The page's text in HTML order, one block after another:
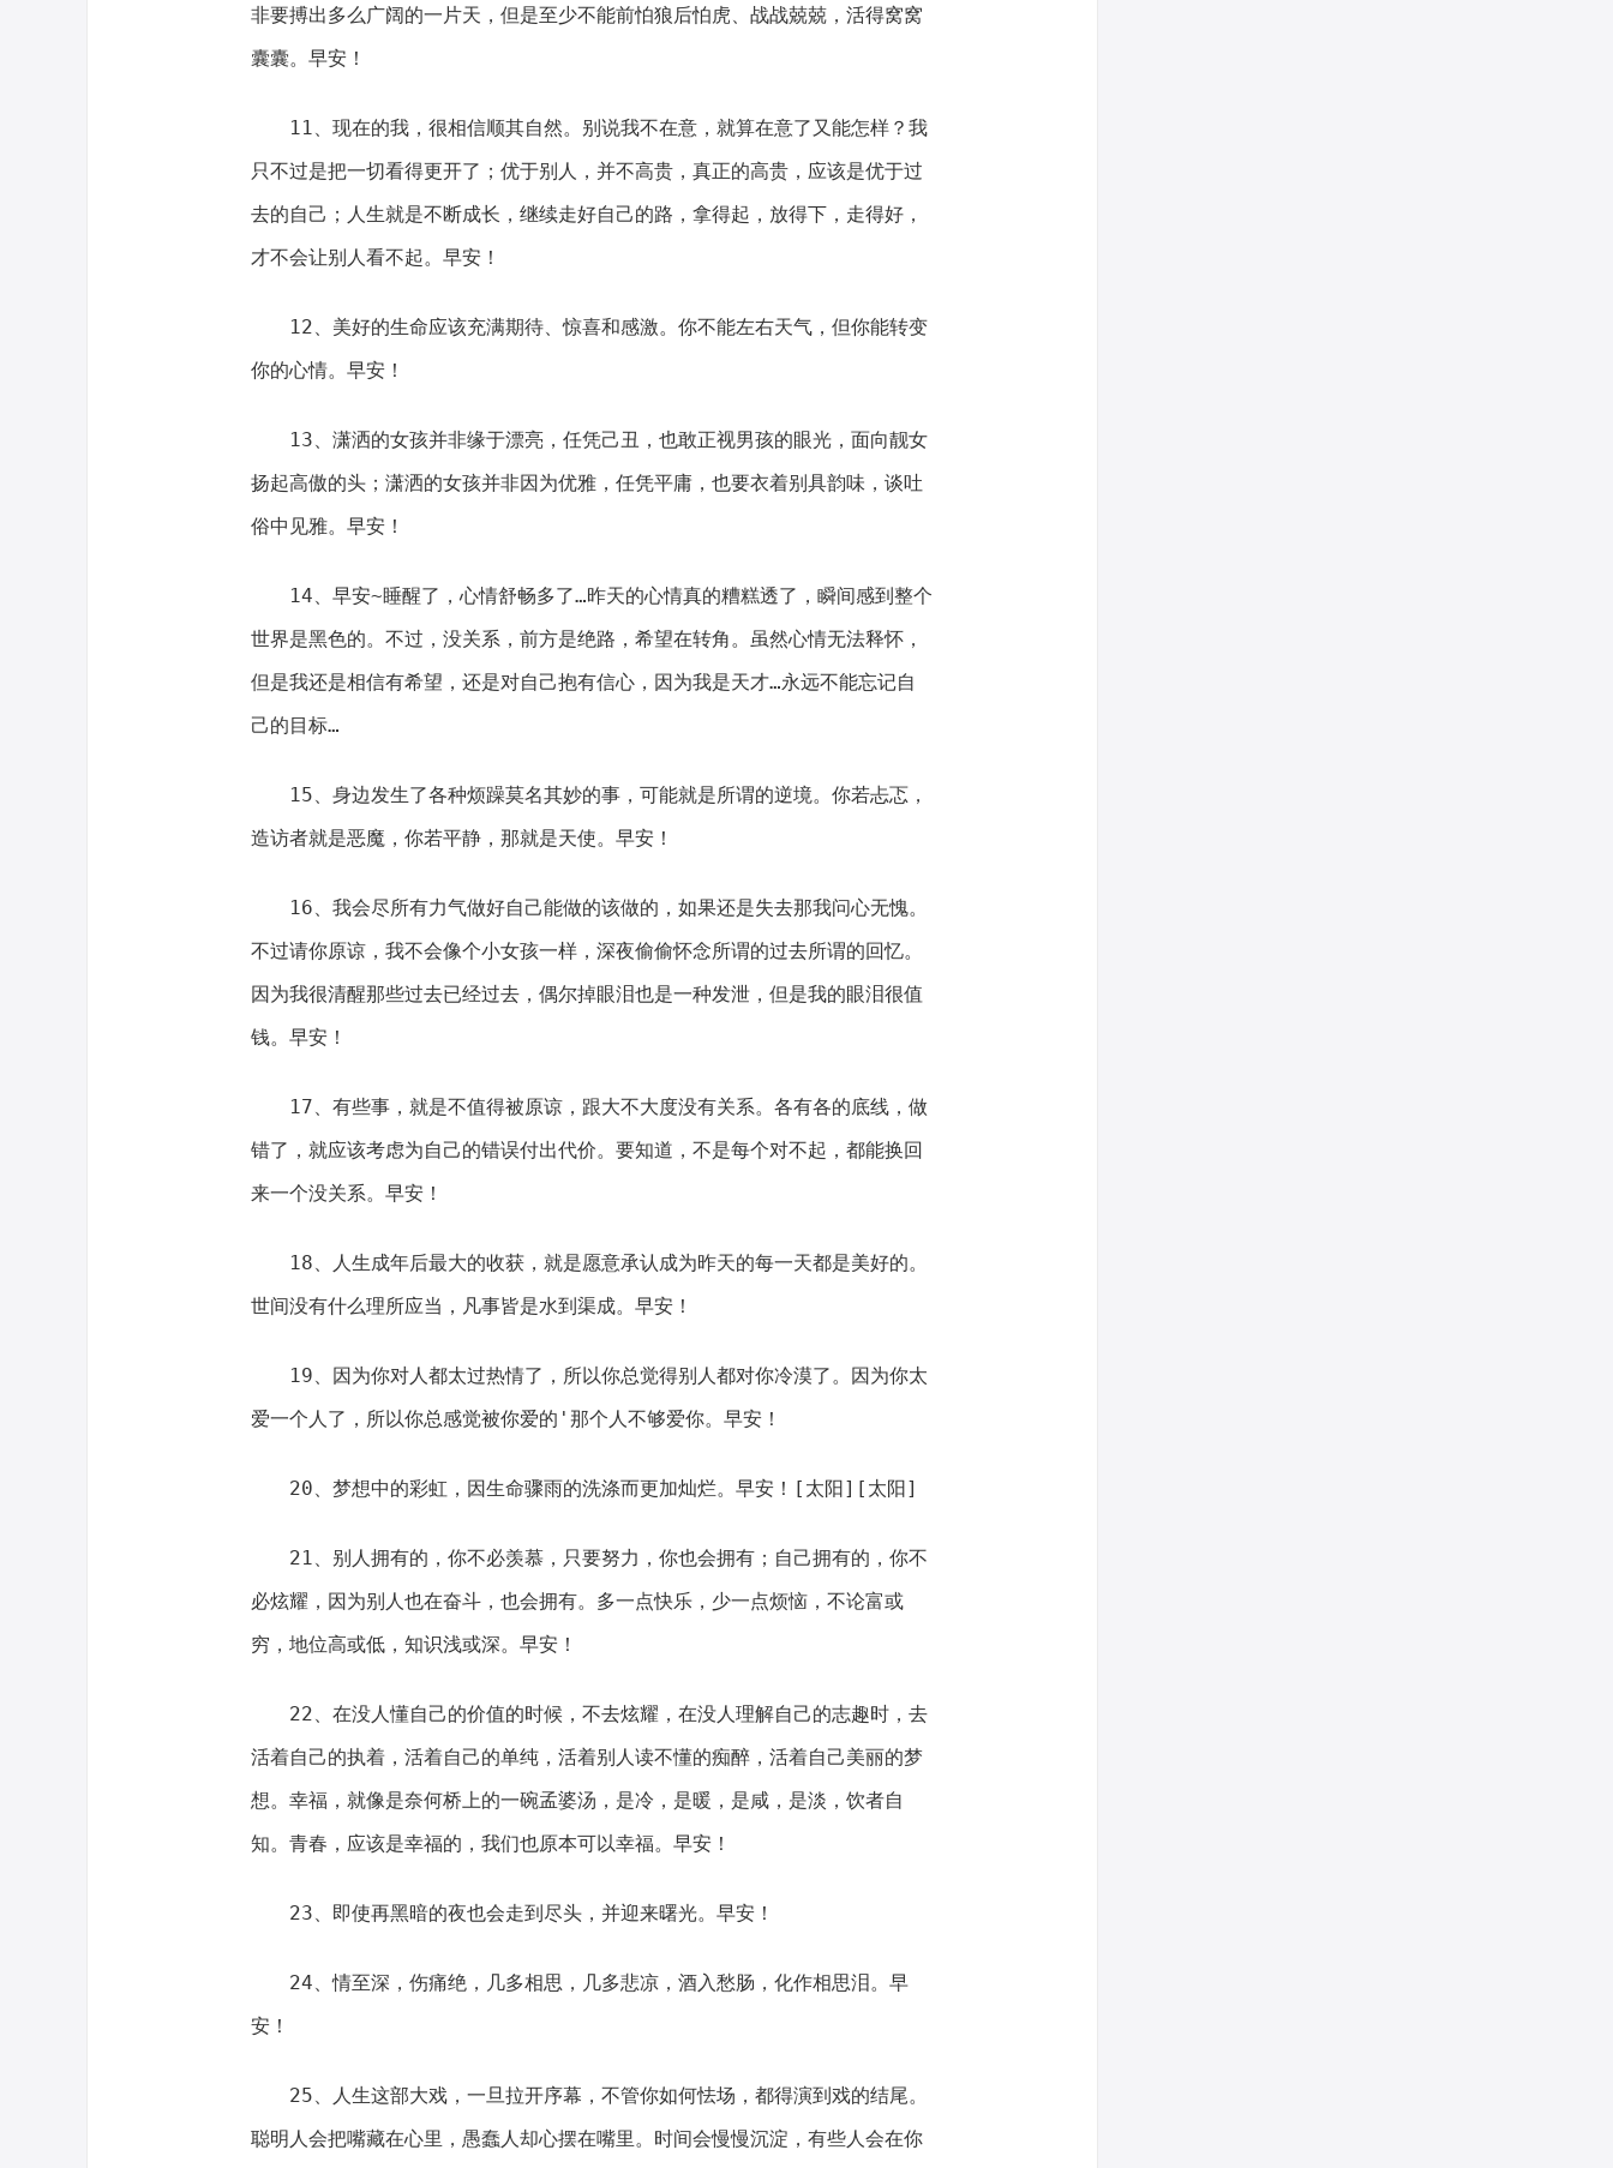
非要搏出多么广阔的一片天，但是至少不能前怕狼后怕虎、战战兢兢，活得窝窝
囊囊。早安！
11、现在的我，很相信顺其自然。别说我不在意，就算在意了又能怎样？我
只不过是把一切看得更开了；优于别人，并不高贵，真正的高贵，应该是优于过
去的自己；人生就是不断成长，继续走好自己的路，拿得起，放得下，走得好，
才不会让别人看不起。早安！
12、美好的生命应该充满期待、惊喜和感激。你不能左右天气，但你能转变
你的心情。早安！
13、潇洒的女孩并非缘于漂亮，任凭己丑，也敢正视男孩的眼光，面向靓女
扬起高傲的头；潇洒的女孩并非因为优雅，任凭平庸，也要衣着别具韵味，谈吐
俗中见雅。早安！
14、早安~睡醒了，心情舒畅多了…昨天的心情真的糟糕透了，瞬间感到整个
世界是黑色的。不过，没关系，前方是绝路，希望在转角。虽然心情无法释怀，
但是我还是相信有希望，还是对自己抱有信心，因为我是天才…永远不能忘记自
己的目标…
15、身边发生了各种烦躁莫名其妙的事，可能就是所谓的逆境。你若忐忑，
造访者就是恶魔，你若平静，那就是天使。早安！
16、我会尽所有力气做好自己能做的该做的，如果还是失去那我问心无愧。
不过请你原谅，我不会像个小女孩一样，深夜偷偷怀念所谓的过去所谓的回忆。
因为我很清醒那些过去已经过去，偶尔掉眼泪也是一种发泄，但是我的眼泪很值
钱。早安！
17、有些事，就是不值得被原谅，跟大不大度没有关系。各有各的底线，做
错了，就应该考虑为自己的错误付出代价。要知道，不是每个对不起，都能换回
来一个没关系。早安！
18、人生成年后最大的收获，就是愿意承认成为昨天的每一天都是美好的。
世间没有什么理所应当，凡事皆是水到渠成。早安！
19、因为你对人都太过热情了，所以你总觉得别人都对你冷漠了。因为你太
爱一个人了，所以你总感觉被你爱的'那个人不够爱你。早安！
20、梦想中的彩虹，因生命骤雨的洗涤而更加灿烂。早安！[太阳][太阳]
21、别人拥有的，你不必羡慕，只要努力，你也会拥有；自己拥有的，你不
必炫耀，因为别人也在奋斗，也会拥有。多一点快乐，少一点烦恼，不论富或
穷，地位高或低，知识浅或深。早安！
22、在没人懂自己的价值的时候，不去炫耀，在没人理解自己的志趣时，去
活着自己的执着，活着自己的单纯，活着别人读不懂的痴醉，活着自己美丽的梦
想。幸福，就像是奈何桥上的一碗孟婆汤，是冷，是暖，是咸，是淡，饮者自
知。青春，应该是幸福的，我们也原本可以幸福。早安！
23、即使再黑暗的夜也会走到尽头，并迎来曙光。早安！
24、情至深，伤痛绝，几多相思，几多悲凉，酒入愁肠，化作相思泪。早
安！
25、人生这部大戏，一旦拉开序幕，不管你如何怯场，都得演到戏的结尾。
聪明人会把嘴藏在心里，愚蠢人却心摆在嘴里。时间会慢慢沉淀，有些人会在你